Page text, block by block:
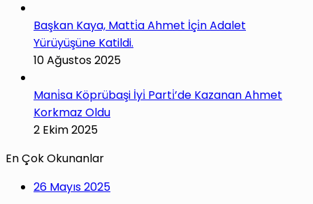
Başkan Kaya, Matti̇a Ahmet İçi̇n Adalet
Yürüyüşüne Katildi.
10 Ağustos 2025
Mani̇sa Köprübaşi İyi̇ Parti̇’de Kazanan Ahmet
Korkmaz Oldu
2 Ekim 2025
En Çok Okunanlar
26 Mayıs 2025